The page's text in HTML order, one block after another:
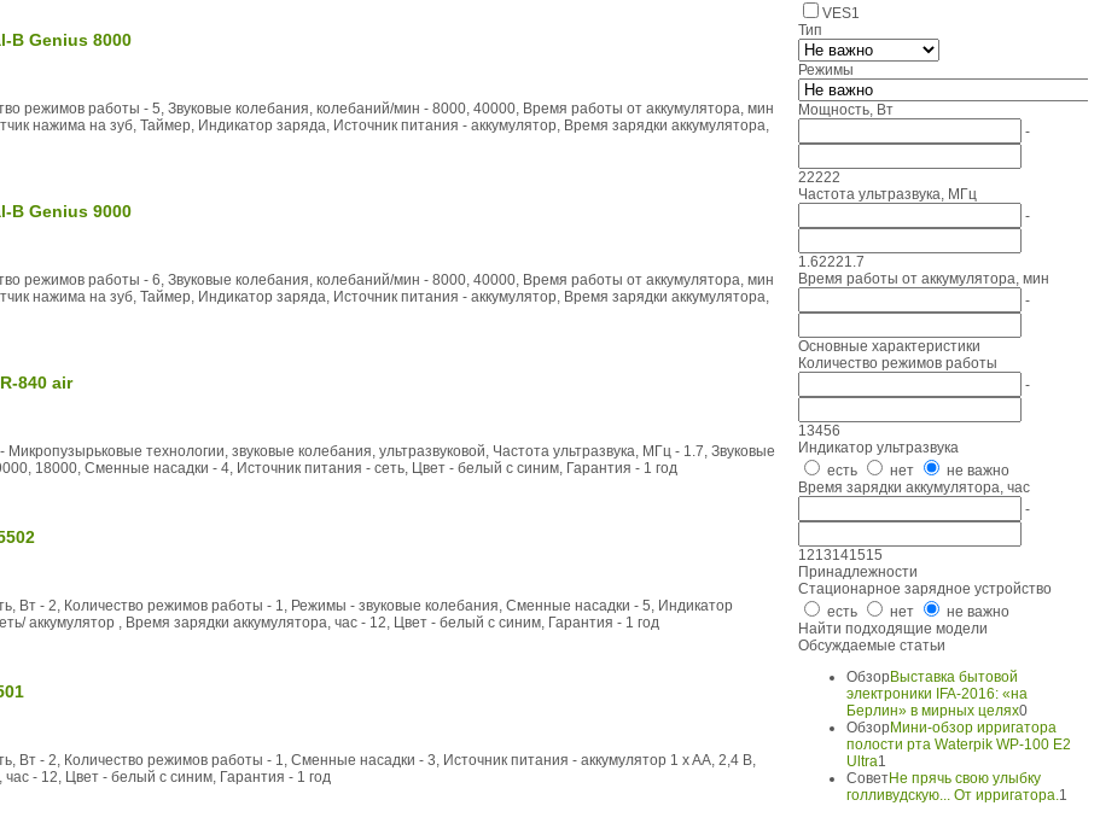
B Genius 8000
режимов работы - 5, Звуковые колебания, колебаний/мин - 8000, 40000, Время работы от аккумулятора, мин
нажима на зуб, Таймер, Индикатор заряда, Источник питания - аккумулятор, Время зарядки аккумулятора,
B Genius 9000
режимов работы - 6, Звуковые колебания, колебаний/мин - 8000, 40000, Время работы от аккумулятора, мин
нажима на зуб, Таймер, Индикатор заряда, Источник питания - аккумулятор, Время зарядки аккумулятора,
840 air
технологии, звуковые колебания, ультразвуковой, Частота ультразвука, МГц - 1.7, Звуковые
18000, Сменные насадки - 4, Источник питания - сеть, Цвет - белый с синим, Гарантия - 1 год
Вт - 2, Количество режимов работы - 1, Режимы - звуковые колебания, Сменные насадки - 5, Индикатор
аккумулятор , Время зарядки аккумулятора, час - 12, Цвет - белый с синим, Гарантия - 1 год
Вт - 2, Количество режимов работы - 1, Сменные насадки - 3, Источник питания - аккумулятор 1 x AA, 2,4 В,
час - 12, Цвет - белый с синим, Гарантия - 1 год
VES1
Тип
Режимы
Мощность, Вт
-
22222
Частота ультразвука, МГц
-
1.62221.7
Время работы от аккумулятора, мин
-
Основные характеристики
Количество режимов работы
-
13456
Индикатор ультразвука
есть
нет
не важно
Время зарядки аккумулятора, час
-
1213141515
Принадлежности
Стационарное зарядное устройство
есть
нет
не важно
Найти подходящие модели
Обсуждаемые статьи
ОбзорВыставка бытовой
электроники IFA-2016: «на
Берлин» в мирных целях0
ОбзорМини-обзор ирригатора
полости рта Waterpik WP-100 E2
Ultra1
СоветНе прячь свою улыбку
голливудскую... От ирригатора.1